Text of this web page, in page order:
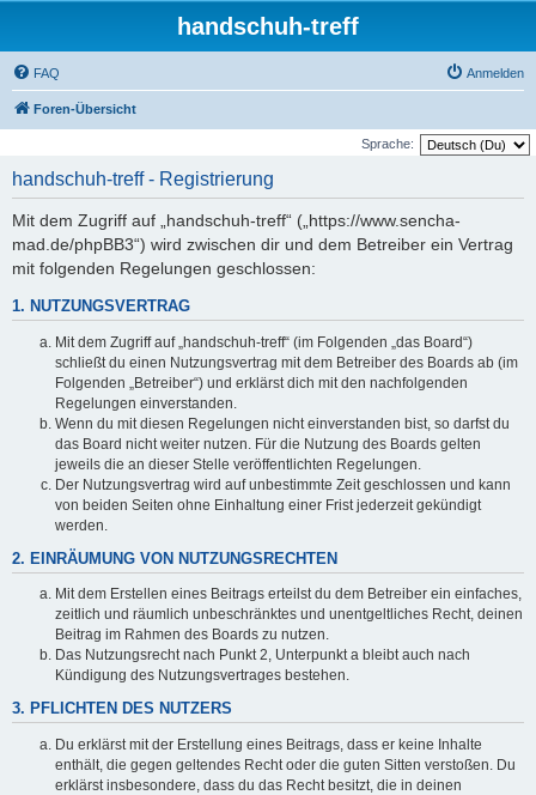
handschuh-treff
FAQ Anmelden
Foren-Übersicht
Sprache:
handschuh-treff - Registrierung
Mit dem Zugriff auf „handschuh-treff“ („https://www.sencha-
mad.de/phpBB3“) wird zwischen dir und dem Betreiber ein Vertrag
mit folgenden Regelungen geschlossen:
1. NUTZUNGSVERTRAG
Mit dem Zugriff auf „handschuh-treff“ (im Folgenden „das Board“)
schließt du einen Nutzungsvertrag mit dem Betreiber des Boards ab (im
Folgenden „Betreiber“) und erklärst dich mit den nachfolgenden
Regelungen einverstanden.
Wenn du mit diesen Regelungen nicht einverstanden bist, so darfst du
das Board nicht weiter nutzen. Für die Nutzung des Boards gelten
jeweils die an dieser Stelle veröffentlichten Regelungen.
Der Nutzungsvertrag wird auf unbestimmte Zeit geschlossen und kann
von beiden Seiten ohne Einhaltung einer Frist jederzeit gekündigt
werden.
2. EINRÄUMUNG VON NUTZUNGSRECHTEN
Mit dem Erstellen eines Beitrags erteilst du dem Betreiber ein einfaches,
zeitlich und räumlich unbeschränktes und unentgeltliches Recht, deinen
Beitrag im Rahmen des Boards zu nutzen.
Das Nutzungsrecht nach Punkt 2, Unterpunkt a bleibt auch nach
Kündigung des Nutzungsvertrages bestehen.
3. PFLICHTEN DES NUTZERS
Du erklärst mit der Erstellung eines Beitrags, dass er keine Inhalte
enthält, die gegen geltendes Recht oder die guten Sitten verstoßen. Du
erklärst insbesondere, dass du das Recht besitzt, die in deinen